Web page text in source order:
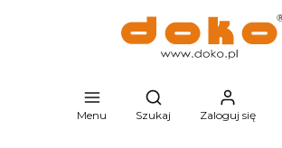
Menu
Otwórz wyszukiwarkę
Szukaj Zaloguj się